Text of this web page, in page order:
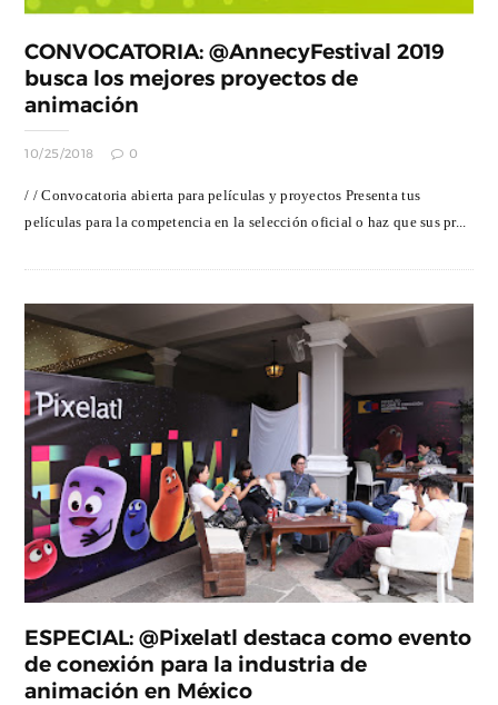
CONVOCATORIA: @AnnecyFestival 2019
busca los mejores proyectos de
animación
10/25/2018 0
/ / Convocatoria abierta para películas y proyectos Presenta tus
películas para la competencia en la selección oficial o haz que sus pr...
ESPECIAL: @Pixelatl destaca como evento
de conexión para la industria de
animación en México